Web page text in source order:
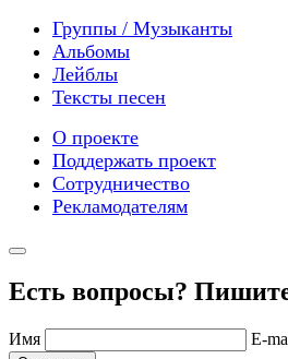
Группы / Музыканты
Альбомы
Лейблы
Тексты песен
О проекте
Поддержать проект
Сотрудничество
Рекламодателям
Есть вопросы?
Имя E-